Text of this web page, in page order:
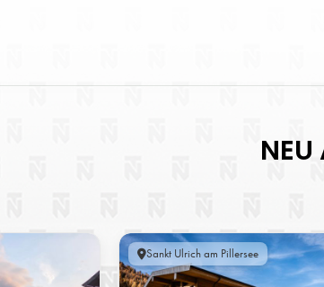
NEU
Sankt Ulrich am Pillersee